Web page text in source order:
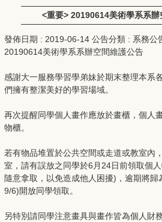
<重要> 20190614美術學系系辦
發佈日期 : 2019-06-14 公告分類 : 系務公
20190614美術學系系辦空間維護公告
感謝大一服務學習學弟妹於期末整理本系
們擁有整潔美好的學習場域。
再次提醒同學個人畫作應放於畫櫃，個人
物櫃。
若有物品堆置於公共空間或走道或教室內
室，請有誤放之同學於6月24日前領取個
隨意拿取，以免造成他人困擾)，逾期將
9/6)開放同學領取。
另特別請同學注意畫具與畫作皆為個人財